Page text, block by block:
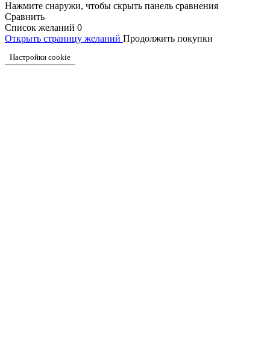
Нажмите снаружи, чтобы скрыть панель сравнения
Сравнить
Список желаний 0
Открыть страницу желаний Продолжить покупки
Настройки cookie